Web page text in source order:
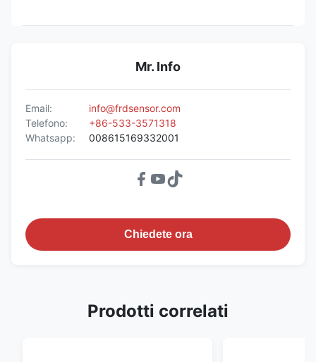
Mr. Info
Email:
info@frdsensor.com
Telefono:
+86-533-3571318
Whatsapp:
008615169332001
Chiedete ora
Prodotti correlati